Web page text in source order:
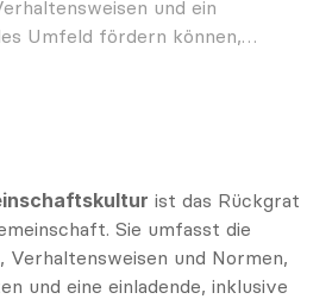
und ein
Umfeld fördern können,…
ist das Rückgrat
Sie umfasst die
Verhaltensweisen und Normen,
und eine einladende, inklusive